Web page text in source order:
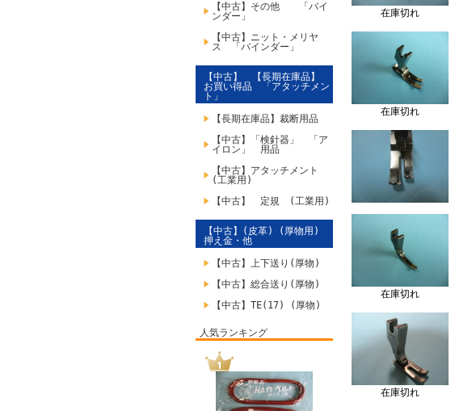
【中古】その他 「バイ
ンダー」
【中古】ニット・メリヤ
ス 「バインダー」
【中古】 【長期在庫品】
お買い得品 「アタッチメン
ト」
【長期在庫品】裁断用品
【中古】「検針器」 「ア
イロン」 用品
【中古】アタッチメント
(工業用)
【中古】 定規 (工業用)
【中古】(皮革) (厚物用)
押え金・他
【中古】上下送り(厚物)
【中古】総合送り(厚物)
【中古】TE(17) (厚物)
人気ランキング
在庫切れ
在庫切れ
在庫切れ
在庫切れ